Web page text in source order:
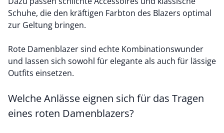
Schuhe, die den kräftigen Farbton des Blazers optimal
zur Geltung bringen.
Rote Damenblazer sind echte Kombinationswunder
und lassen sich sowohl für elegante als auch für lässige
Outfits einsetzen.
Welche Anlässe eignen sich für das Tragen
eines roten Damenblazers?